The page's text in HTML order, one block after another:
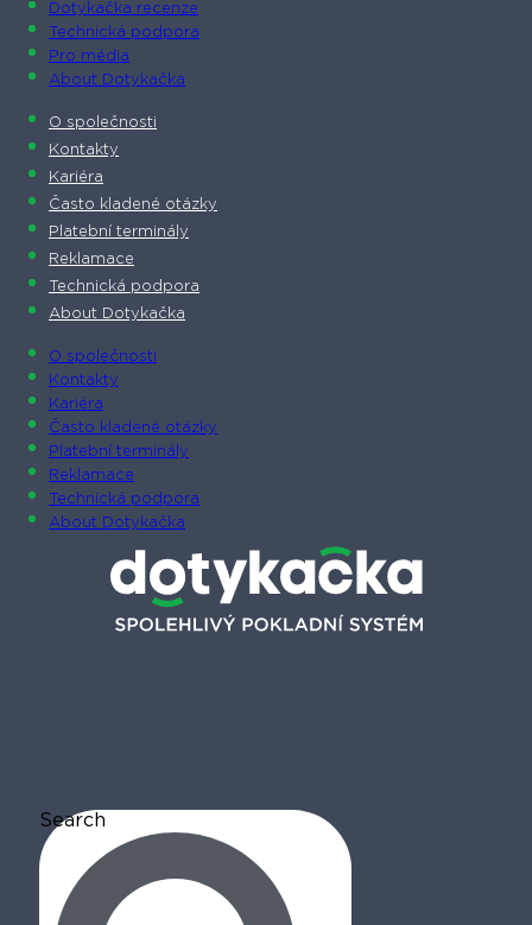
Dotykačka recenze
Technická podpora
Pro média
About Dotykačka
O společnosti
Kontakty
Kariéra
Často kladené otázky
Platební terminály
Reklamace
Technická podpora
About Dotykačka
O společnosti
Kontakty
Kariéra
Často kladené otázky
Platební terminály
Reklamace
Technická podpora
About Dotykačka
Search